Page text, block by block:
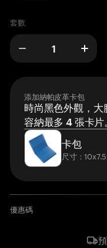
套數
添加納帕皮革卡包
時尚黑色外觀，大
容納最多 4 張卡片
卡包
尺寸：
優惠碼